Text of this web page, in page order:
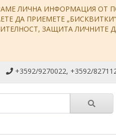
ЛИЧНА ИНФОРМАЦИЯ ОТ
ДА ПРИЕМЕТЕ
ЗАЩИТА ЛИЧНИТЕ
+3592/9270022, +3592/